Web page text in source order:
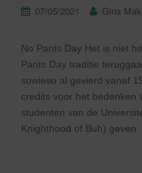
07/05/2021 Gina
No Pants Day Het is niet
Pants Day traditie
sowieso al gevierd vanaf
credits voor het bedenken
studenten van de
Knighthood of Buh)